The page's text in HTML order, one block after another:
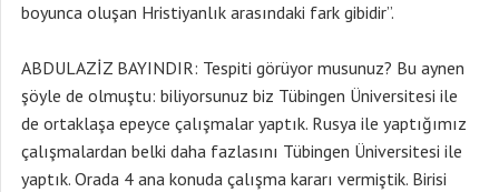
boyunca oluşan Hristiyanlık arasındaki fark gibidir”.
ABDULAZİZ BAYINDIR: Tespiti görüyor musunuz? Bu aynen
şöyle de olmuştu: biliyorsunuz biz Tübingen Üniversitesi ile
de ortaklaşa epeyce çalışmalar yaptık. Rusya ile yaptığımız
çalışmalardan belki daha fazlasını Tübingen Üniversitesi ile
yaptık. Orada 4 ana konuda çalışma kararı vermiştik. Birisi